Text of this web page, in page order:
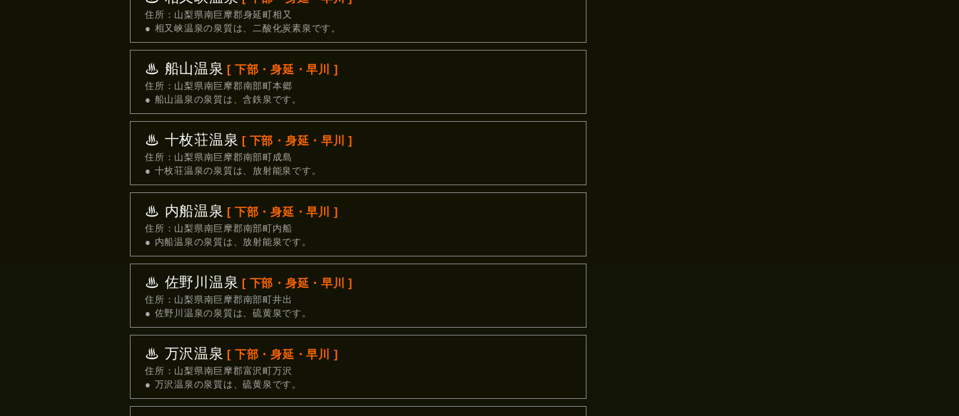
住所：山梨県南巨摩郡身延町相又
● 相又峡温泉の泉質は、二酸化炭素泉です。
♨ 船山温泉 [ 下部・身延・早川 ]
住所：山梨県南巨摩郡南部町本郷
● 船山温泉の泉質は、含鉄泉です。
♨ 十枚荘温泉 [ 下部・身延・早川 ]
住所：山梨県南巨摩郡南部町成島
● 十枚荘温泉の泉質は、放射能泉です。
♨ 内船温泉 [ 下部・身延・早川 ]
住所：山梨県南巨摩郡南部町内船
● 内船温泉の泉質は、放射能泉です。
♨ 佐野川温泉 [ 下部・身延・早川 ]
住所：山梨県南巨摩郡南部町井出
● 佐野川温泉の泉質は、硫黄泉です。
♨ 万沢温泉 [ 下部・身延・早川 ]
住所：山梨県南巨摩郡富沢町万沢
● 万沢温泉の泉質は、硫黄泉です。